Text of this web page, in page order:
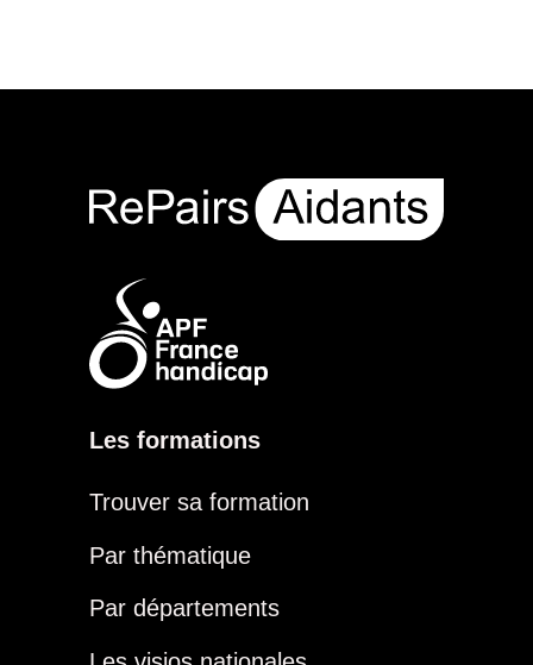
Les formations
Trouver sa formation
Par thématique
Par départements